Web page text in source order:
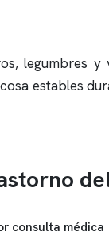
legumbres
estables
consulta médica